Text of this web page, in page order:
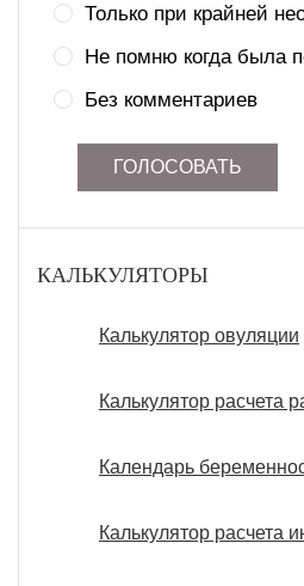
Только при крайней
Не помню когда была
Без комментариев
ГОЛОСОВАТЬ
КАЛЬКУЛЯТОРЫ
Калькулятор овуляции
Калькулятор расчета
Календарь
Калькулятор расчета